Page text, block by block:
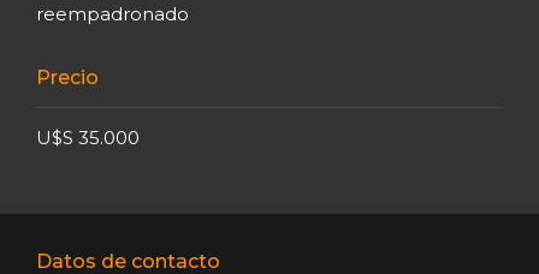
reempadronado
Precio
U$S 35.000
Datos de contacto